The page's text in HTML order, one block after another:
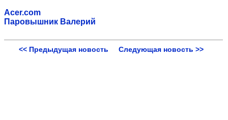
Acer.com
Паровышник Валерий
<< Предыдущая новость Следующая новость >>